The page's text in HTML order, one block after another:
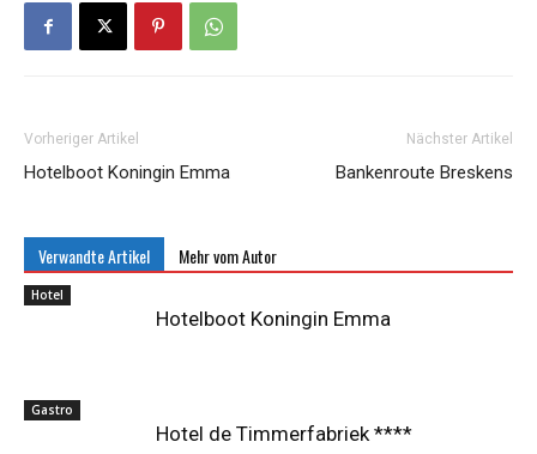
Vorheriger Artikel
Hotelboot Koningin Emma
Nächster Artikel
Bankenroute Breskens
Verwandte Artikel Mehr vom Autor
Hotel
Hotelboot Koningin Emma
Gastro
Hotel de Timmerfabriek ****